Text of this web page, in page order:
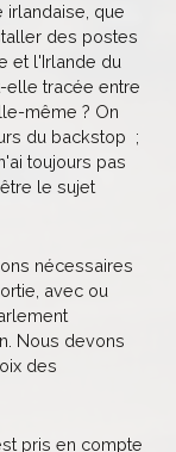
irlandaise, que
des postes
et l'Irlande du
elle tracée entre
même ? On
du backstop ;
toujours pas
le sujet
nécessaires
avec ou
Nous devons
des
pris en compte